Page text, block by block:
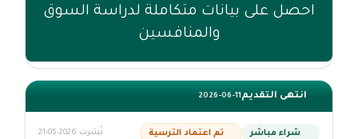
احصل على بيانات متكاملة لدراسة السوق
والمنافسين
انتهى التقديم2026-06-11
شراء مباشر تم اعتماد الترسية نُشرت 2026-05-21